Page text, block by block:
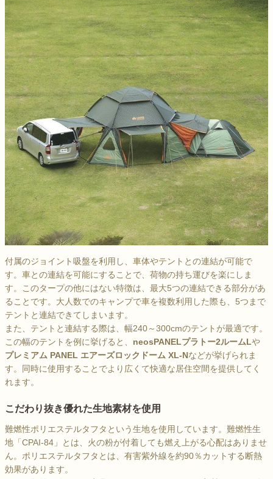
付属のジョイント吸盤を利用し、車体やテントとの連結が可能で
す。車との連結を可能にすることで、荷物の持ち運びを楽にしま
す。このタープの他にはない特徴は、最大5つの連結できる部分があ
ることです。大人数でのキャンプで車を複数利用した際も、5つまで
テントと連結できてしまいます。
また、テントと連結する際は、幅240～300cmのテントが最適です。
この幅のテントを例に挙げると、 neosPANELプラトー2ルームLや
プレミアム PANEL エアーズロックドーム XL-Nなどが挙げられま
す。同時に使用することでより広くて快適な居住空間を提供してく
れます。
こだわり抜き優れた生地素材を使用
難燃性ポリエステルタフタという生地を使用しています。難燃性生
地「CPAI-84」とは、火の粉が付着しても燃え上がる心配はありませ
ん。ポリエステルタフタとは、有害紫外線を約90％カットする断熱
効果があります。